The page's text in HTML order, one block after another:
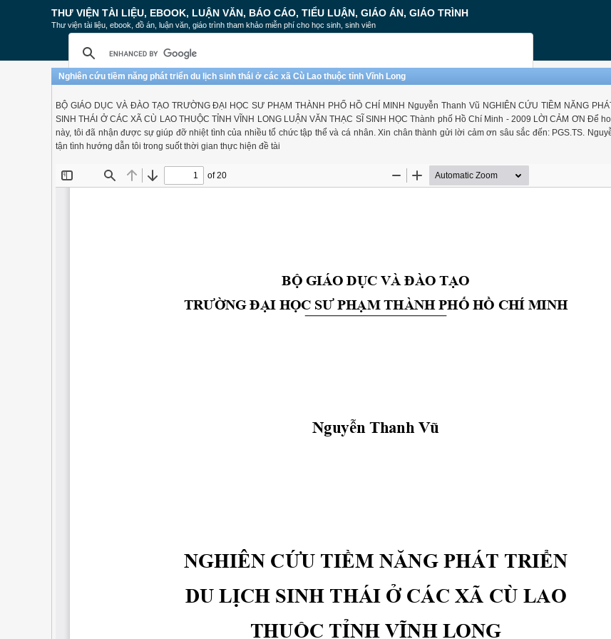
THƯ VIỆN TÀI LIỆU, EBOOK, LUẬN VĂN, BÁO CÁO, TIỂU LUẬN, GIÁO ÁN, GIÁO TRÌNH
Thư viện tài liệu, ebook, đồ án, luận văn, giáo trình tham khảo miễn phí cho học sinh, sinh viên
Nghiên cứu tiềm năng phát triển du lịch sinh thái ở các xã Cù Lao thuộc tỉnh Vĩnh Long
BỘ GIÁO DỤC VÀ ĐÀO TẠO TRƯỜNG ĐẠI HỌC SƯ PHẠM THÀNH PHỐ HỒ CHÍ MINH Nguyễn Thanh Vũ NGHIÊN CỨU TIỀM NĂNG
SINH THÁI Ở CÁC XÃ CÙ LAO THUỘC TỈNH VĨNH LONG LUẬN VĂN THẠC SĨ SINH HỌC Thành phố Hồ Chí Minh - 2009 LỜI CẢM ƠN Để
này, tôi đã nhận được sự giúp đỡ nhiệt tình của nhiều tổ chức tập thể và cá nhân. Xin chân thành gửi lời cảm ơn sâu sắc đến: PGS.TS.
tận tình hướng dẫn tôi trong suốt thời gian thực hiện đề tài